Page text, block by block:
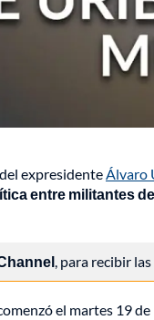
expresidenteÁlvaro
entre militantes
, para recibir
el martes 19